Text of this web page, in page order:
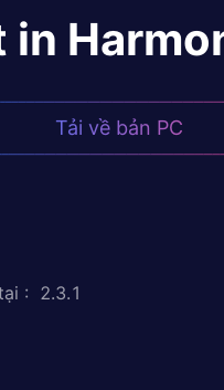
in
Tải về bản PC
: 2.3.1